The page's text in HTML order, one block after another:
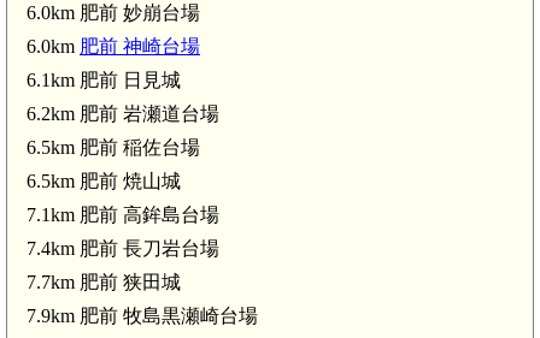
6.0km 肥前 妙崩台場
6.0km 肥前 神崎台場
6.1km 肥前 日見城
6.2km 肥前 岩瀬道台場
6.5km 肥前 稲佐台場
6.5km 肥前 焼山城
7.1km 肥前 高鉾島台場
7.4km 肥前 長刀岩台場
7.7km 肥前 狭田城
7.9km 肥前 牧島黒瀬崎台場